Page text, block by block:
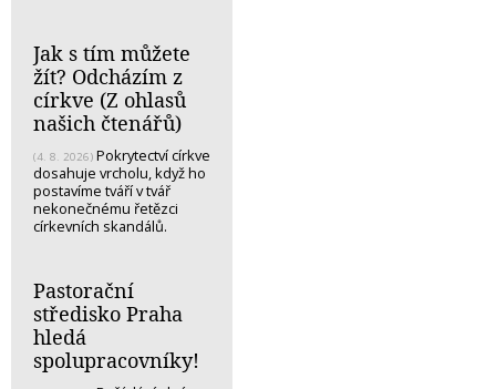
Jak s tím můžete
žít? Odcházím z
církve (Z ohlasů
našich čtenářů)
(4. 8. 2026) Pokrytectví církve
dosahuje vrcholu, když ho
postavíme tváří v tvář
nekonečnému řetězci
církevních skandálů.
Pastorační
středisko Praha
hledá
spolupracovníky!